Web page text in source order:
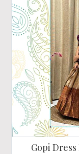
Gopi